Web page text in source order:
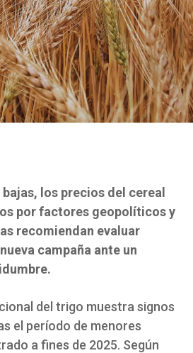
los precios del cereal
por factores geopolíticos y
recomiendan evaluar
campaña ante un
del trigo muestra signos
el período de menores
a fines de 2025. Según